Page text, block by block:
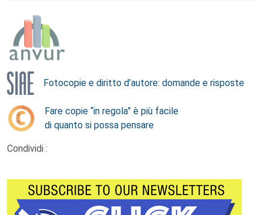
Fotocopie e diritto d’autore: domande e risposte
Fare copie “in regola” è più facile
di quanto si possa pensare
Condividi :